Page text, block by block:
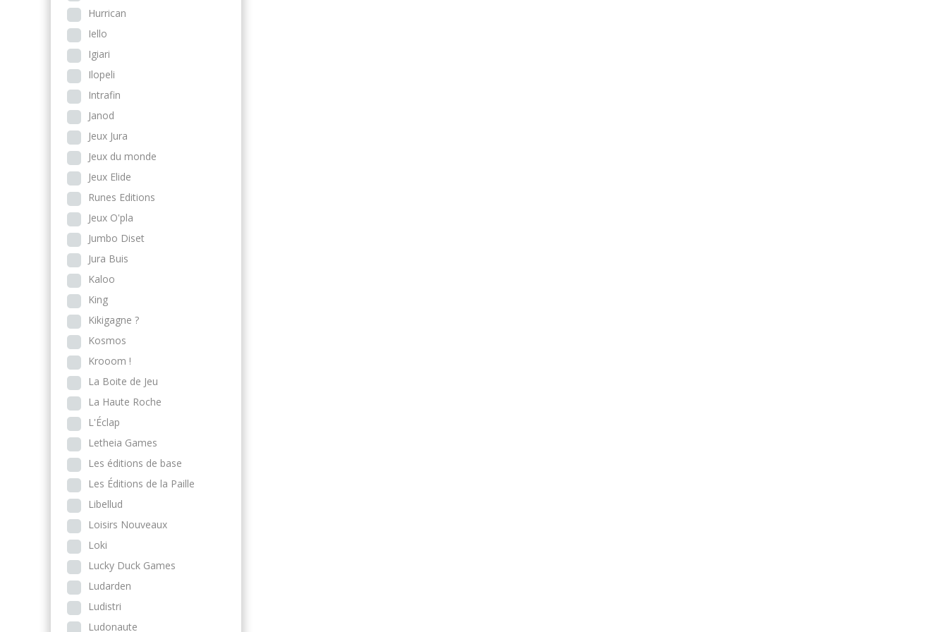
Hurrican
Iello
Igiari
Ilopeli
Intrafin
Janod
Jeux Jura
Jeux du monde
Jeux Elide
Runes Editions
Jeux O'pla
Jumbo Diset
Jura Buis
Kaloo
King
Kikigagne ?
Kosmos
Krooom !
La Boite de Jeu
La Haute Roche
L'Éclap
Letheia Games
Les éditions de base
Les Éditions de la Paille
Libellud
Loisirs Nouveaux
Loki
Lucky Duck Games
Ludarden
Ludistri
Ludonaute